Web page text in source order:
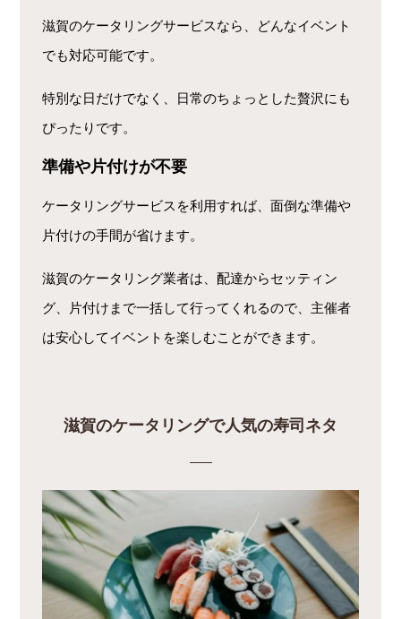
滋賀のケータリングサービスなら、どんなイベント
でも対応可能です。
特別な日だけでなく、日常のちょっとした贅沢にも
ぴったりです。
準備や片付けが不要
ケータリングサービスを利用すれば、面倒な準備や
片付けの手間が省けます。
滋賀のケータリング業者は、配達からセッティン
グ、片付けまで一括して行ってくれるので、主催者
は安心してイベントを楽しむことができます。
滋賀のケータリングで人気の寿司ネタ